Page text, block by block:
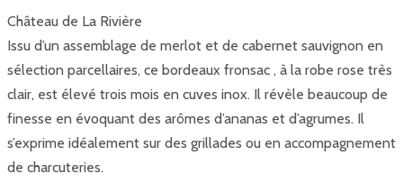
Château de La Rivière
Issu d’un assemblage de merlot et de cabernet sauvignon en
sélection parcellaires, ce bordeaux fronsac , à la robe rose très
clair, est élevé trois mois en cuves inox. Il révèle beaucoup de
finesse en évoquant des arômes d’ananas et d’agrumes. Il
s’exprime idéalement sur des grillades ou en accompagnement
de charcuteries.